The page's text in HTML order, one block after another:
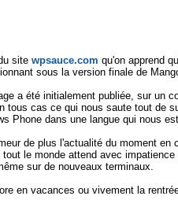
site wpsauce.com qu'on apprend
sous la version finale de
a été initialement publiée, sur un
tous cas ce qui nous saute tout de
Phone dans une langue qui nous
de plus l'actualité du moment
le monde attend avec
sur de nouveaux terminaux.
en vacances ou vivement la